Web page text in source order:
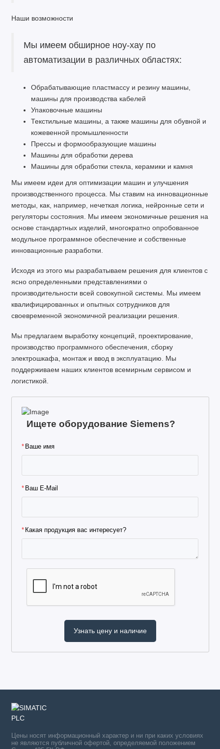
Наши возможности
Мы имеем обширное ноу-хау по
автоматизации в различных областях:
Обрабатывающие пластмассу и резину машины,
машины для производства кабелей
Упаковочные машины
Текстильные машины, а также машины для обувной и
кожевенной промышленности
Прессы и формообразующие машины
Машины для обработки дерева
Машины для обработки стекла, керамики и камня
Мы имеем идеи для оптимизации машин и улучшения
производственного процесса. Мы ставим на инновационные
методы, как, например, нечеткая логика, нейронные сети и
регуляторы состояния. Мы имеем экономичные решения на
основе стандартных изделий, многократно опробованное
модульное программное обеспечение и собственные
инновационные разработки.
Исходя из этого мы разрабатываем решения для клиентов с
ясно определенными представлениями о
производительности всей совокупной системы. Мы имеем
квалифицированных и опытных сотрудников для
своевременной экономичной реализации решения.
Мы предлагаем выработку концепций, проектирование,
производство программного обеспечения, сборку
электрошкафа, монтаж и ввод в эксплуатацию. Мы
поддерживаем наших клиентов всемирным сервисом и
логистикой.
Ищете оборудование Siemens?
Ваше имя
Ваш E-Mail
Какая продукция вас интересует?
Цены носят информационный характер и ни при каких условиях
не являются публичной офертой, определяемой положением